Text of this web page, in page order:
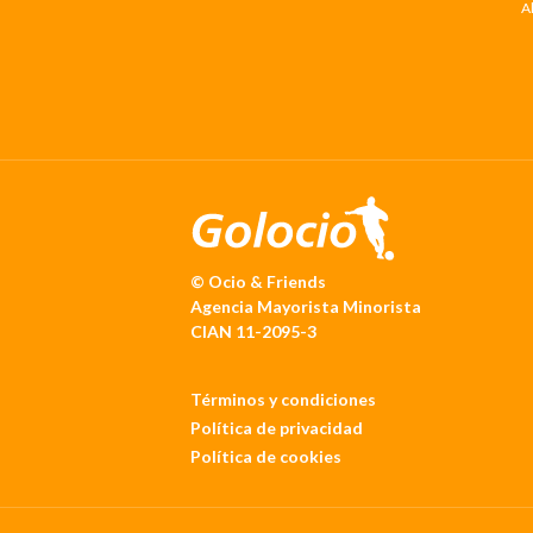
© Ocio & Friends
Agencia Mayorista Minorista
CIAN 11-2095-3
Términos y condiciones
Política de privacidad
Política de cookies